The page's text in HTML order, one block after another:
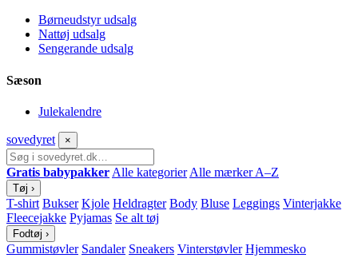
Børneudstyr udsalg
Nattøj udsalg
Sengerande udsalg
Sæson
Julekalendre
sovedyret ×
Gratis babypakker Alle kategorier Alle mærker A–Z
Tøj ›
T-shirt Bukser Kjole Heldragter Body Bluse Leggings Vinterjakke
Fleecejakke Pyjamas Se alt tøj
Fodtøj ›
Gummistøvler Sandaler Sneakers Vinterstøvler Hjemmesko